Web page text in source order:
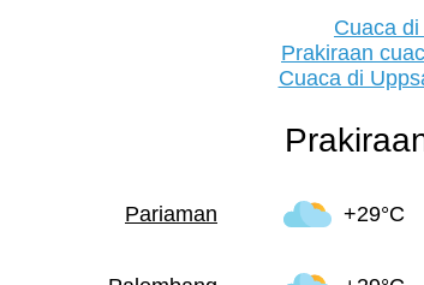
Cuaca
Prakiraan
Cuaca di
Pariaman +29°C